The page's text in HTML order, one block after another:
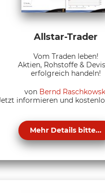
Allstar-Trader
Vom Traden leben!
Aktien, Rohstoffe &
erfolgreich handeln!
von Bernd
informieren und
Mehr Details bitte...